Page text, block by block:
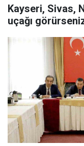
Kayseri, Sivas,
uçağı